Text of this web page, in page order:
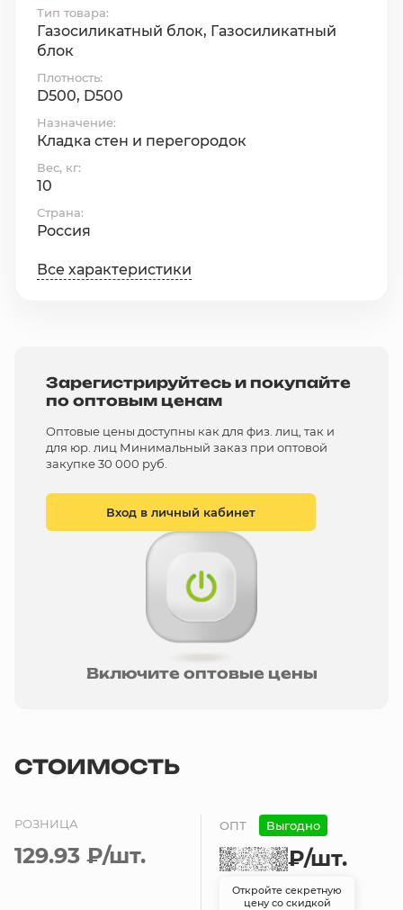
Тип товара
Газосиликатный блок, Газосиликатный
блок
Плотность
D500, D500
Назначение
Кладка стен и перегородок
Вес, кг
10
Страна
Россия
Все характеристики
Зарегистрируйтесь и покупайте
по оптовым ценам
Оптовые цены доступны как для физ. лиц, так и
для юр. лиц Минимальный заказ при оптовой
закупке 30 000 руб.
Вход в личный кабинет
Включите оптовые цены
СТОИМОСТЬ
РОЗНИЦА
129.93 ₽/шт.
ОПТ Выгодно
₽/шт.
Откройте секретную
цену со скидкой